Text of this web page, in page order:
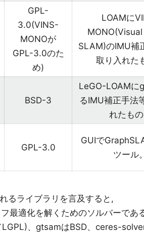
GPL-
3.0(VINS-
MONOが
GPL-3.0のた
め)
LOAMに
SLAM)のIMU補
取り入れた
BSD-3
LeGO-LOAMに
るIMU補正手法
れたもの
GPL-3.0
GUIで
ツール。
るライブラリを言及すると,
最適化を解くためのソルバーであ
、gtsamはBSD、ceres-